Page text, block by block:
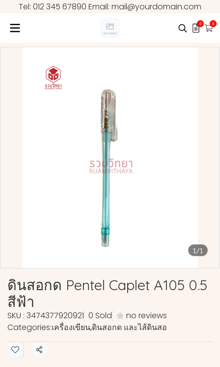
Tel: 012 345 67890 Email: mail@yourdomain.com
0 0
1/1
ดินสอกด Pentel Caplet A105 0.5
สีฟ้า
SKU : 3474377920921 0 Sold
no reviews
Categories:เครื่องเขียน,ดินสอกด และไส้ดินสอ
Share